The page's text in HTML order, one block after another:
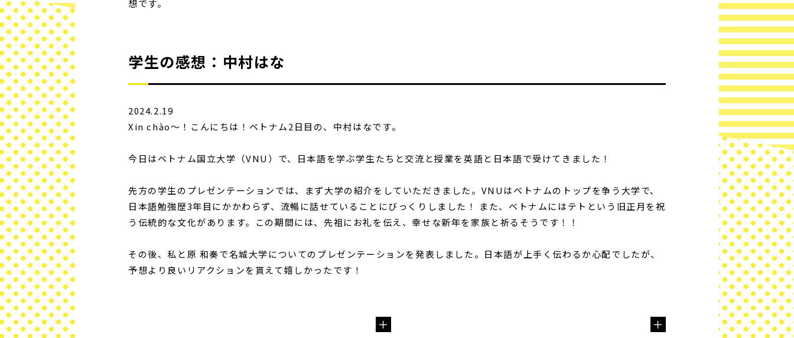
想です。
学生の感想：中村はな
2024.2.19
Xin chào〜！こんにちは！ベトナム2日目の、中村はなです。
今日はベトナム国立大学（VNU）で、日本語を学ぶ学生たちと交流と授業を英語と日本語で受けてきました！
先方の学生のプレゼンテーションでは、まず大学の紹介をしていただきました。VNUはベトナムのトップを争う大学で、
日本語勉強歴3年目にかかわらず、流暢に話せていることにびっくりしました！ また、ベトナムにはテトという旧正月を祝
う伝統的な文化があります。この期間には、先祖にお礼を伝え、幸せな新年を家族と祈るそうです！！
その後、私と原 和奏で名城大学についてのプレゼンテーションを発表しました。日本語が上手く伝わるか心配でしたが、
予想より良いリアクションを貰えて嬉しかったです！